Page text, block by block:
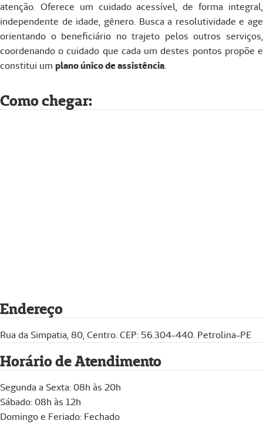
atenção. Oferece um cuidado acessível, de forma integral,
independente de idade, gênero. Busca a resolutividade e age
orientando o beneficiário no trajeto pelos outros serviços,
coordenando o cuidado que cada um destes pontos propõe e
constitui um plano único de assistência.
Como chegar:
Endereço
Rua da Simpatia, 80, Centro. CEP: 56.304-440. Petrolina-PE
Horário de Atendimento
Segunda a Sexta: 08h às 20h
Sábado: 08h às 12h
Domingo e Feriado: Fechado